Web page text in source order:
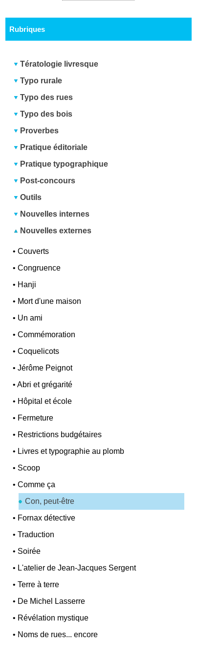
Rubriques
Tératologie livresque
Typo rurale
Typo des rues
Typo des bois
Proverbes
Pratique éditoriale
Pratique typographique
Post-concours
Outils
Nouvelles internes
Nouvelles externes
•Couverts
•Congruence
• Hanji
• Mort d'une maison
• Un ami
•Commémoration
•Coquelicots
•Jérôme Peignot
•Abri et grégarité
• Hôpital et école
• Fermeture
• Restrictions budgétaires
• Livres et typographie au plomb
• Scoop
•Comme ça
Con, peut-être
• Fornax détective
•Traduction
• Soirée
• L'atelier de Jean-Jacques Sergent
•Terre à terre
• De Michel Lasserre
• Révélation mystique
• Noms de rues... encore